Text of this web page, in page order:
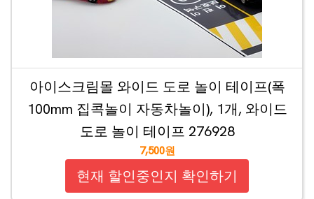
아이스크림몰 와이드 도로 놀이 테이프(폭
100mm 집콕놀이 자동차놀이), 1개, 와이드
도로 놀이 테이프 276928
7,500원
현재 할인중인지 확인하기